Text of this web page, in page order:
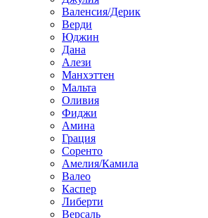
Валенсия/Дерик
Верди
Юджин
Дана
Алези
Манхэттен
Мальта
Оливия
Фиджи
Амина
Грация
Соренто
Амелия/Камила
Валео
Каспер
Либерти
Версаль